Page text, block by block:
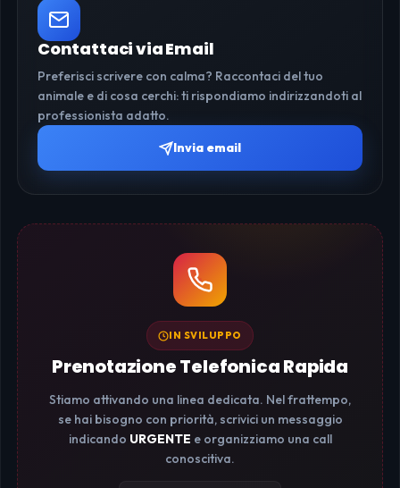
Contattaci via Email
Preferisci scrivere con calma? Raccontaci del tuo
animale e di cosa cerchi: ti rispondiamo indirizzandoti al
professionista adatto.
Invia email
IN SVILUPPO
Prenotazione Telefonica Rapida
Stiamo attivando una linea dedicata. Nel frattempo,
se hai bisogno con priorità, scrivici un messaggio
indicando URGENTE e organizziamo una call
conoscitiva.